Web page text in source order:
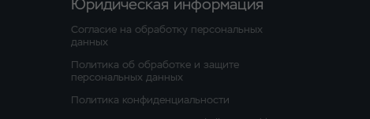
Юридическая информация
Согласие на обработку персональных
данных
Политика об обработке и защите
персональных данных
Политика конфиденциальности